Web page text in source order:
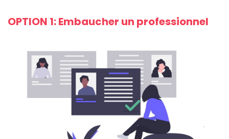
OPTION 1: Embaucher un professionnel